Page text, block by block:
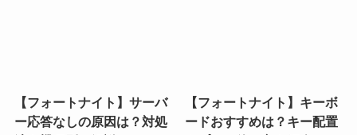
【フォートナイト】サーバ
ー応答なしの原因は？対処
【フォートナイト】キーボ
ードおすすめは？キー配置